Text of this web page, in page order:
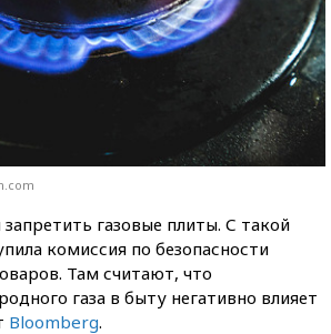
газовые плиты. С такой
комиссия по безопасности
Там считают, что
газа в быту негативно влияет
Bloomberg.